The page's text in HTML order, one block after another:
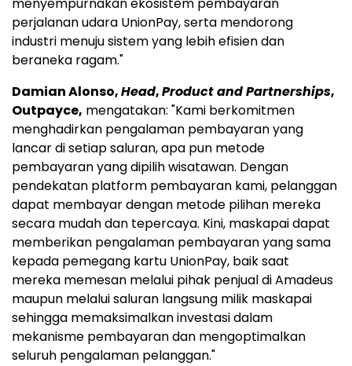
menyempurnakan ekosistem pembayaran
perjalanan udara UnionPay, serta mendorong
industri menuju sistem yang lebih efisien dan
beraneka ragam."
Damian Alonso,Head,Product and Partnerships,
Outpayce, mengatakan: "Kami berkomitmen
menghadirkan pengalaman pembayaran yang
lancar di setiap saluran, apa pun metode
pembayaran yang dipilih wisatawan. Dengan
pendekatan platform pembayaran kami, pelanggan
dapat membayar dengan metode pilihan mereka
secara mudah dan tepercaya. Kini, maskapai dapat
memberikan pengalaman pembayaran yang sama
kepada pemegang kartu UnionPay, baik saat
mereka memesan melalui pihak penjual di Amadeus
maupun melalui saluran langsung milik maskapai
sehingga memaksimalkan investasi dalam
mekanisme pembayaran dan mengoptimalkan
seluruh pengalaman pelanggan."